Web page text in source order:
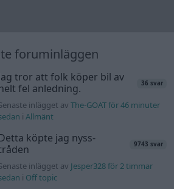
foruminläggen
tror att folk köper bil av
fel anledning.
36 svar
inlägget avThe-GOAT för 46 minuter
iAllmänt
köpte jag nyss-
9743 svar
inlägget av Jesper328 för 2 timmar
i Off topic